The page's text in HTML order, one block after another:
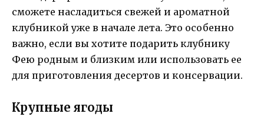
сможете насладиться свежей и ароматной
клубникой уже в начале лета. Это особенно
важно, если вы хотите подарить клубнику
Фею родным и близким или использовать ее
для приготовления десертов и консервации.
Крупные ягоды